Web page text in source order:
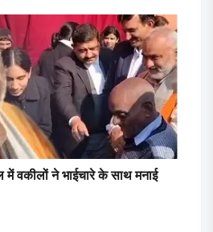
वकीलों ने भाईचारे के साथ मनाई